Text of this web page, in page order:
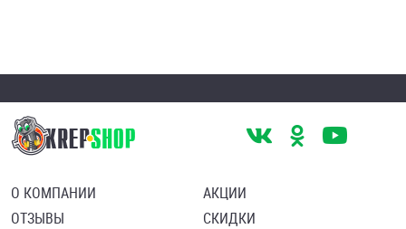
О КОМПАНИИ
ОТЗЫВЫ
АКЦИИ
СКИДКИ